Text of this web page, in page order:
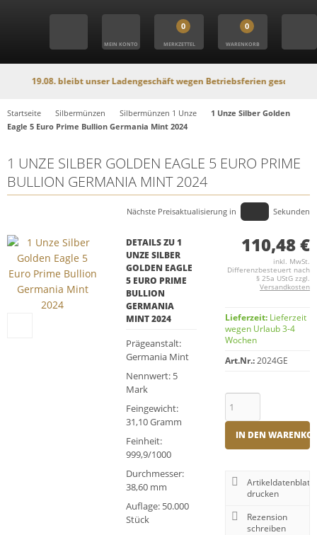
MEIN KONTO
0
MERKZETTEL
0
WARENKORB
19.08. bleibt unser Ladengeschäft wegen Betriebsferien geschlossen.
Startseite Silbermünzen Silbermünzen 1 Unze
1 Unze Silber Golden
Eagle 5 Euro Prime Bullion Germania Mint 2024
1 UNZE SILBER GOLDEN EAGLE 5 EURO PRIME
BULLION GERMANIA MINT 2024
Nächste Preisaktualisierung in Sekunden
DETAILS ZU 1
UNZE SILBER
GOLDEN EAGLE
5 EURO PRIME
BULLION
GERMANIA
MINT 2024
Prägeanstalt:
Germania Mint
Nennwert: 5
Mark
Feingewicht:
31,10 Gramm
Feinheit:
999,9/1000
Durchmesser:
38,60 mm
Auflage: 50.000
Stück
110,48 €
inkl. MwSt.
Differenzbesteuert nach
§ 25a UStG zzgl.
Versandkosten
Lieferzeit: Lieferzeit
wegen Urlaub 3-4
Wochen
Art.Nr.:2024GE
IN DEN
Artikeldatenblatt
drucken
Rezension
schreiben